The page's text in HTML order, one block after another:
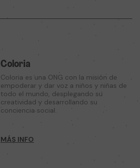
Coloria
Coloria es una ONG con la misión de
empoderar y dar voz a niños y niñas de
todo el mundo, desplegando su
creatividad y desarrollando su
conciencia social.
MÁS INFO